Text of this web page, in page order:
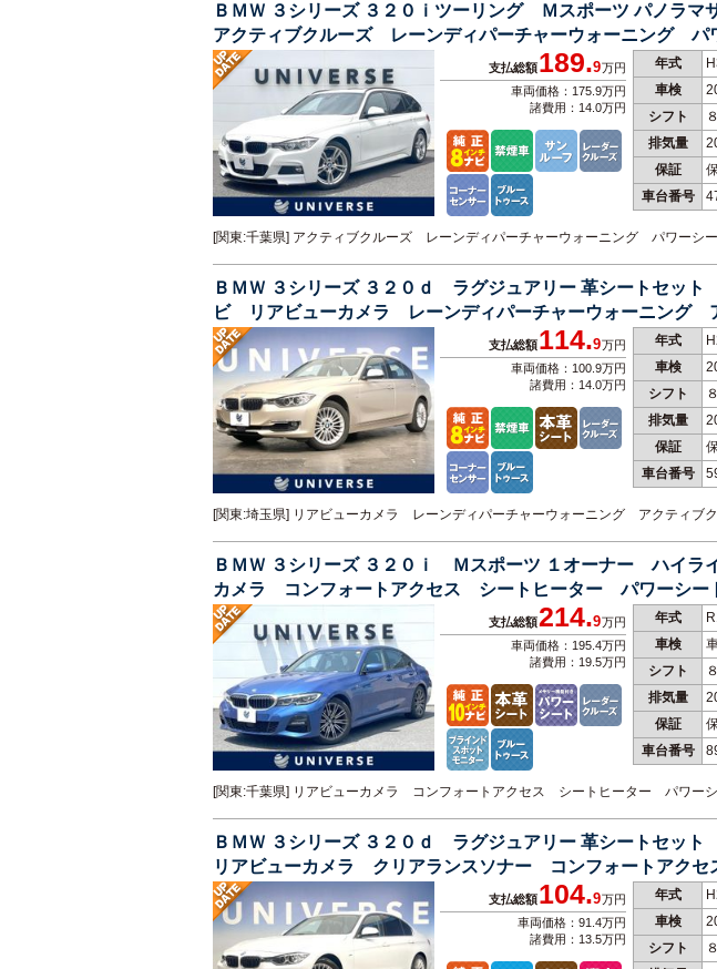
ＢＭＷ ３シリーズ ３２０ｉツーリング Ｍスポーツ パノ
アクティブクルーズ レーンディパーチャーウォーニング
ＥＤヘッドランプ ＥＴＣ 禁煙車
年式
車検
シフト
排気量
保証
車台番号
支払総額189.9万円
車両価格：175.9万円
諸費用：14.0万円
[関東:千葉県] アクティブクルーズ レーンディパーチャーウォーニング パワー
ＢＭＷ ３シリーズ ３２０ｄ ラグジュアリー 革シートセ
ビ リアビューカメラ レーンディパーチャーウォーニング
ト ＨＩＤヘッド 禁煙車
年式
車検
シフト
排気量
保証
車台番号
支払総額114.9万円
車両価格：100.9万円
諸費用：14.0万円
[関東:埼玉県] リアビューカメラ レーンディパーチャーウォーニング アクティ
ＢＭＷ ３シリーズ ３２０ｉ Ｍスポーツ １オーナー ハイ
カメラ コンフォートアクセス シートヒーター パワーシ
ヘッドランプ ＥＴＣ
年式
車検
シフト
排気量
保証
車台番号
支払総額214.9万円
車両価格：195.4万円
諸費用：19.5万円
[関東:千葉県] リアビューカメラ コンフォートアクセス シートヒーター パワー
ＢＭＷ ３シリーズ ３２０ｄ ラグジュアリー 革シートセ
リアビューカメラ クリアランスソナー コンフォートアク
Ｗ デュアルオートエアコン
年式
車検
シフト
支払総額104.9万円
車両価格：91.4万円
諸費用：13.5万円